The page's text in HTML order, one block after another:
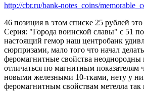
http://cbr.ru/bank-notes_coins/
46 позиция в этом списке 25 рублей
Серия: "Города воинской славы" с 51
настоящий гемор наш центробанк
сюрпризами, мало того что начал
феромагнитные свойства неоднородны
отличаться по магнитным показателям
новыми железными 10-тками, нету у
феромагнитным свойствам метелла так